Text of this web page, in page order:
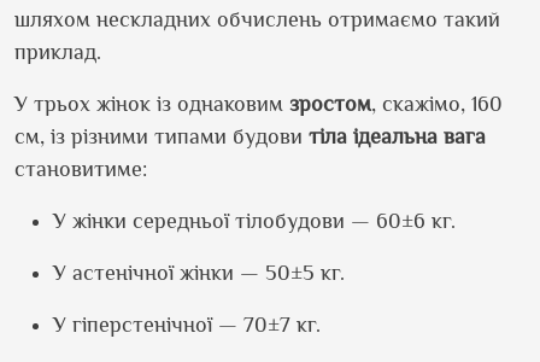
шляхом нескладних обчислень отримаємо такий
приклад.
У трьох жінок із однаковим зростом, скажімо, 160
см, із різними типами будови тіла ідеальна вага
становитиме:
У жінки середньої тілобудови — 60±6 кг.
У астенічної жінки — 50±5 кг.
У гіперстенічної — 70±7 кг.